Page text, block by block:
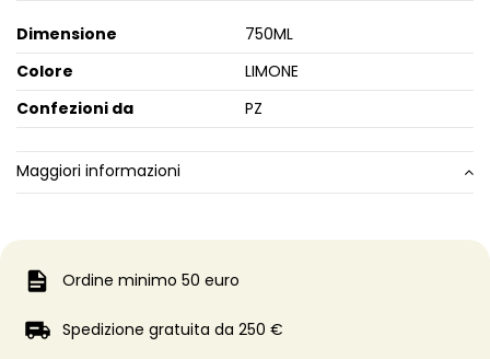
Dimensione
750ML
Colore
LIMONE
Confezioni da
PZ
Maggiori informazioni
Ordine minimo 50 euro
Spedizione gratuita da 250 €